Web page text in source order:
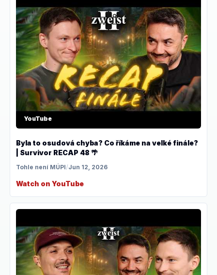
YouTube
Byla to osudová chyba? Co říkáme na velké finále?
| Survivor RECAP 48 🌴
Tohle není MÚPI/Jun 12, 2026
Watch on YouTube